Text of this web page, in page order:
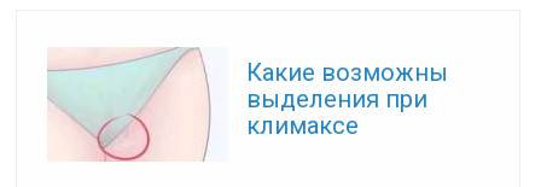
Какие возможны
выделения при
климаксе